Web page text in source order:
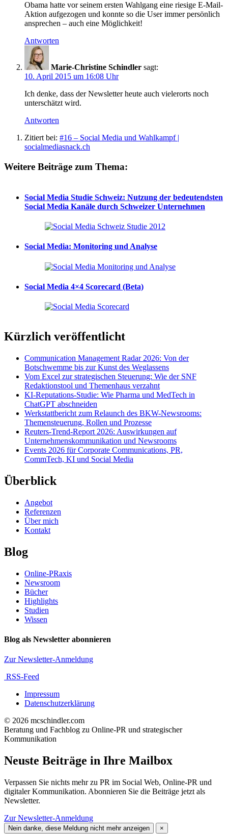
Obama hatte vor seinem ersten Wahlgang eine riesige E-Mail-
Aktion aufgezogen und konnte so die User immer persönlich
ansprechen – auch eine Möglichkeit!
Antworten
Marie-Christine Schindler sagt:
10. April 2015 um 16:08 Uhr
Ich denke, dass der Newsletter heute auch vielerorts noch
unterschätzt wird.
Antworten
Zitiert bei: #16 – Social Media und Wahlkampf |
socialmediasnack.ch
Weitere Beiträge zum Thema:
Social Media Studie Schweiz: Nutzung der bedeutendsten
Social Media Kanäle durch Schweizer Unternehmen
Social Media: Monitoring und Analyse
Social Media 4×4 Scorecard (Beta)
Kürzlich veröffentlicht
Communication Management Radar 2026: Von der
Botschwemme bis zur Kunst des Weglassens
Vom Excel zur strategischen Steuerung: Wie der SNF
Redaktionstool und Themenhaus verzahnt
KI-Reputations-Studie: Wie Pharma und MedTech in
ChatGPT abschneiden
Werkstattbericht zum Relaunch des BKW-Newsrooms:
Themensteuerung, Rollen und Prozesse
Reuters-Trend-Report 2026: Auswirkungen auf
Unternehmenskommunikation und Newsrooms
Events 2026 für Corporate Communications, PR,
CommTech, KI und Social Media
Überblick
Angebot
Referenzen
Über mich
Kontakt
Blog
Online-PRaxis
Newsroom
Bücher
Highlights
Studien
Wissen
Blog als Newsletter abonnieren
Zur Newsletter-Anmeldung
RSS-Feed
Impressum
Datenschutzerklärung
© 2026 mcschindler.com
Beratung und Fachblog zu Online-PR und strategischer
Kommunikation
Neuste Beiträge in Ihre Mailbox
Verpassen Sie nichts mehr zu PR im Social Web, Online-PR und
digitaler Kommunikation. Abonnieren Sie die Beiträge jetzt als
Newsletter.
Zur Newsletter-Anmeldung
Nein danke, diese Meldung nicht mehr anzeigen ×